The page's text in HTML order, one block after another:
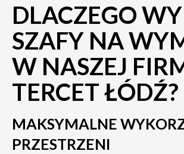
DLACZEGO
SZAFY NA
W NASZEJ
TERCET ŁÓDŹ?
MAKSYMALNE
PRZESTRZENI